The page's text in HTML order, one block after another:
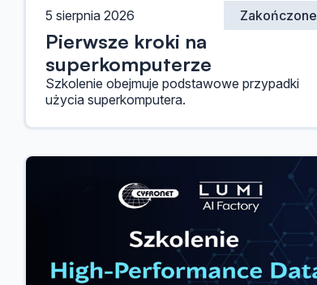
Zakończone
5 sierpnia 2026
Pierwsze kroki na
superkomputerze
Szkolenie obejmuje podstawowe przypadki
użycia superkomputera.